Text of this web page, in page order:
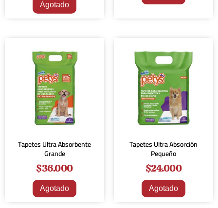
Agotado
Tapetes Ultra Absorbente
Grande
$36.000
Agotado
Tapetes Ultra Absorción
Pequeño
$24.000
Agotado